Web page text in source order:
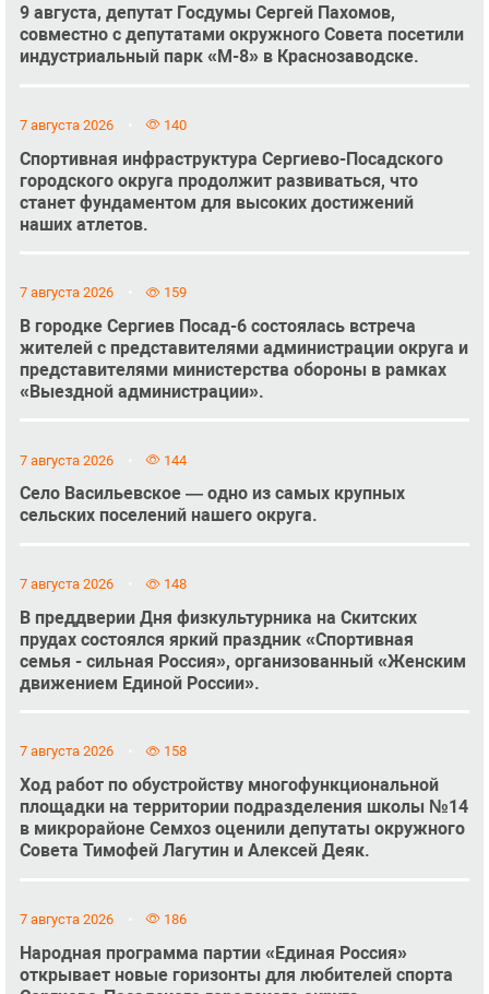
9 августа, депутат Госдумы Сергей Пахомов,
совместно с депутатами окружного Совета посетили
индустриальный парк «М-8» в Краснозаводске.
7 августа 2026 140
Спортивная инфраструктура Сергиево-Посадского
городского округа продолжит развиваться, что
станет фундаментом для высоких достижений
наших атлетов.
7 августа 2026 159
В городке Сергиев Посад-6 состоялась встреча
жителей с представителями администрации округа и
представителями министерства обороны в рамках
«Выездной администрации».
7 августа 2026 144
Село Васильевское — одно из самых крупных
сельских поселений нашего округа.
7 августа 2026 148
В преддверии Дня физкультурника на Скитских
прудах состоялся яркий праздник «Спортивная
семья - сильная Россия», организованный «Женским
движением Единой России».
7 августа 2026 158
Ход работ по обустройству многофункциональной
площадки на территории подразделения школы №14
в микрорайоне Семхоз оценили депутаты окружного
Совета Тимофей Лагутин и Алексей Деяк.
7 августа 2026 186
Народная программа партии «Единая Россия»
открывает новые горизонты для любителей спорта